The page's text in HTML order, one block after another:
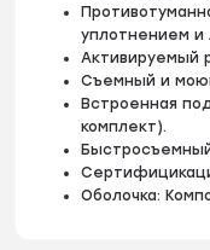
уплотнением и
Активируемый
Съемный и
Встроенная
комплект).
Оболочка: